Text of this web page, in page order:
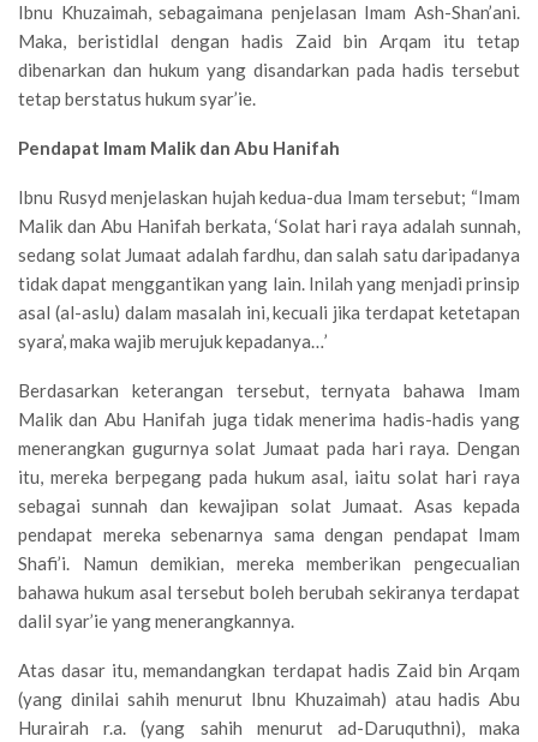
Ibnu Khuzaimah, sebagaimana penjelasan Imam Ash-Shan’ani.
Maka, beristidlal dengan hadis Zaid bin Arqam itu tetap
dibenarkan dan hukum yang disandarkan pada hadis tersebut
tetap berstatus hukum syar’ie.
Pendapat Imam Malik dan Abu Hanifah
Ibnu Rusyd menjelaskan hujah kedua-dua Imam tersebut; “Imam
Malik dan Abu Hanifah berkata, ‘Solat hari raya adalah sunnah,
sedang solat Jumaat adalah fardhu, dan salah satu daripadanya
tidak dapat menggantikan yang lain. Inilah yang menjadi prinsip
asal (al-aslu) dalam masalah ini, kecuali jika terdapat ketetapan
syara’, maka wajib merujuk kepadanya…’
Berdasarkan keterangan tersebut, ternyata bahawa Imam
Malik dan Abu Hanifah juga tidak menerima hadis-hadis yang
menerangkan gugurnya solat Jumaat pada hari raya. Dengan
itu, mereka berpegang pada hukum asal, iaitu solat hari raya
sebagai sunnah dan kewajipan solat Jumaat. Asas kepada
pendapat mereka sebenarnya sama dengan pendapat Imam
Shafi’i. Namun demikian, mereka memberikan pengecualian
bahawa hukum asal tersebut boleh berubah sekiranya terdapat
dalil syar’ie yang menerangkannya.
Atas dasar itu, memandangkan terdapat hadis Zaid bin Arqam
(yang dinilai sahih menurut Ibnu Khuzaimah) atau hadis Abu
Hurairah r.a. (yang sahih menurut ad-Daruquthni), maka